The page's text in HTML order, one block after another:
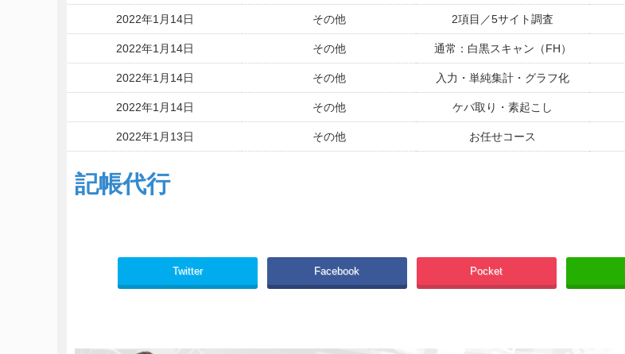
2022年1月14日 その他 2項目／5サイト調査
2022年1月14日 その他 通常：白黒スキャン（FH）
2022年1月14日 その他 入力・単純集計・グラフ化
2022年1月14日 その他 ケバ取り・素起こし
2022年1月13日 その他 お任せコース
2022年1月13日
記帳代行
Twitter Facebook Pocket